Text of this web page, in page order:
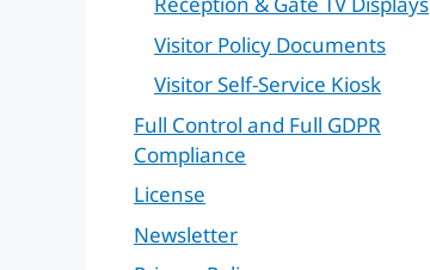
Visitor Policy Documents
Visitor Self-Service Kiosk
Full Control and Full GDPR
Compliance
License
Newsletter